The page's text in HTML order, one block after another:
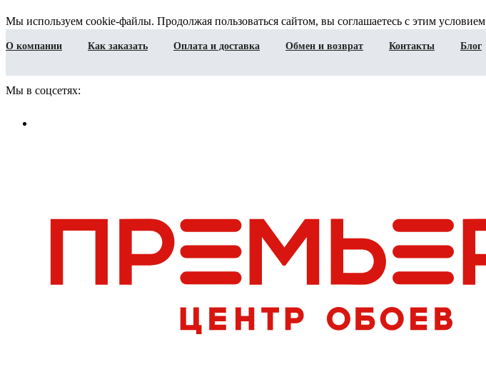
Мы используем cookie-файлы. Продолжая пользоваться сайтом, вы соглашаетесь с этим условием
О компании Как заказать Оплата и доставка Обмен и возврат Контакты
Блог
Мы в соцсетях: